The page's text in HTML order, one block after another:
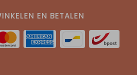
EN BETALEN